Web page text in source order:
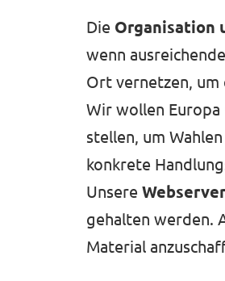
Die Organisation
wenn
Ort vernetzen, um
Wir wollen
stellen, um
konkrete
Unsere
gehalten werden.
Material